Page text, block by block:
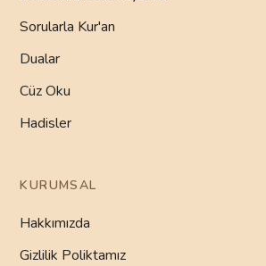
Sorularla Kur'an
Dualar
Cüz Oku
Hadisler
KURUMSAL
Hakkımızda
Gizlilik Poliktamız